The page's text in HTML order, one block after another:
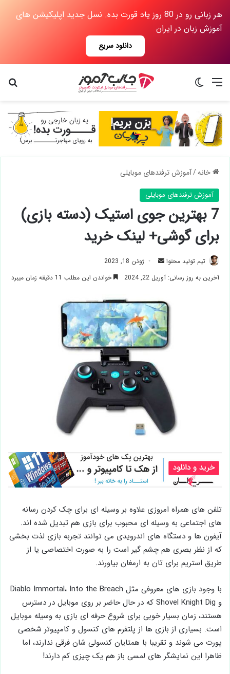
هر زبانی رو در 80 روز یاد قورت بده. نسل جدید اپلیکیشن های
آموزش زبان در ایران
دانلود سریع
منو
خانه/آموزش ترفندهای موبایلی
آموزش ترفندهای موبایلی
7 بهترین جوی استیک (دسته بازی)
برای گوشی+ لینک خرید
تیم تولید محتوا
ارسال
ایمیل
ژوئن 18, 2023
آخرین به روز رسانی: آوریل 22, 2024
خواندن این مطلب 11 دقیقه زمان میبرد
تلفن های همراه امروزی علاوه بر وسیله ‌ای برای چک کردن رسانه‌
های اجتماعی به وسیله ‌ای محبوب برای بازی هم تبدیل شده‌ اند.
آیفون ‌ها و دستگاه‌ های اندرویدی می‌ توانند تجربه بازی لذت ‌بخشی
که از نظر بصری هم چشم گیر است را به صورت اختصاصی یا از
طریق استریم برای تان به ارمغان بیاورند.
با وجود بازی های معروفی مثل Diablo Immortal، Into the Breach
و Shovel Knight Dig که در حال حاضر بر روی موبایل در دسترس
هستند، زمان بسیار خوبی برای شروع حرفه ‌ای بازی به وسیله موبایل
است. بسیاری از بازی‌ ها از پلتفرم ‌های کنسول و کامپیوتر شخصی
پورت می ‌شوند و تقریبا با همتایان کنسولی‌ شان فرقی ندارند، اما
ظاهرا این نمایشگر های لمسی باز هم یک چیزی کم دارند!